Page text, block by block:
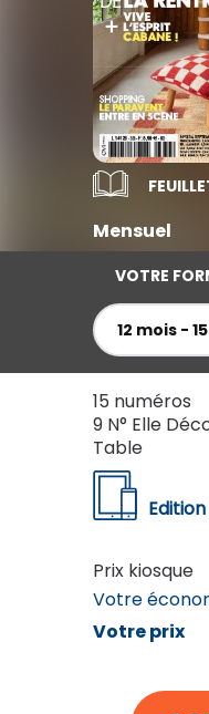
TV / Vie Pratique
Presse
Je l'éloigne des
Mensuel
VOTRE
12 mois -
15 numéros
9 N° Elle
Table
Prix kiosque
Votre
Votre prix